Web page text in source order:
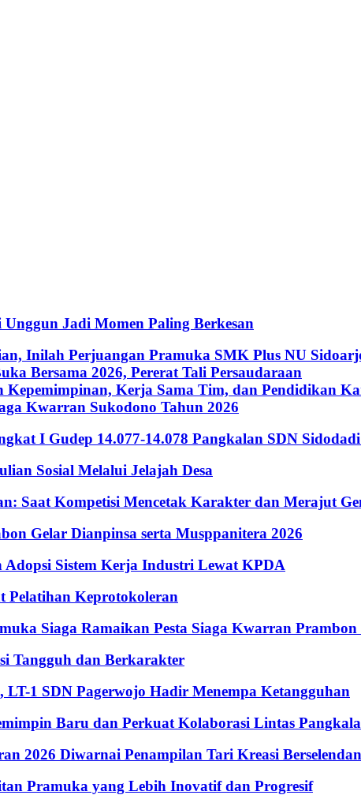
Jadi Momen Paling Berkesan
Inilah Perjuangan Pramuka SMK Plus NU
Bersama 2026, Pererat Tali Persaudaraan
Kepemimpinan, Kerja Sama Tim, dan Pendidikan
Kwarran Sukodono Tahun 2026
I Gudep 14.077-14.078 Pangkalan SDN
Sosial Melalui Jelajah Desa
Saat Kompetisi Mencetak Karakter dan Merajut
Gelar Dianpinsa serta Musppanitera 2026
Sistem Kerja Industri Lewat KPDA
Pelatihan Keprotokoleran
Siaga Ramaikan Pesta Siaga Kwarran Prambon
Tangguh dan Berkarakter
1 SDN Pagerwojo Hadir Menempa Ketangguhan
Baru dan Perkuat Kolaborasi Lintas
2026 Diwarnai Penampilan Tari Kreasi
Pramuka yang Lebih Inovatif dan Progresif